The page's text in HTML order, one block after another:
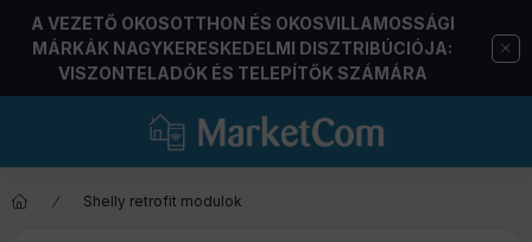
A VEZETŐ OKOSOTTHON ÉS OKOSVILLAMOSSÁGI
MÁRKÁK NAGYKERESKEDELMI DISZTRIBÚCIÓJA:
VISZONTELADÓK ÉS TELEPÍTŐK SZÁMÁRA
Shelly retrofit modulok